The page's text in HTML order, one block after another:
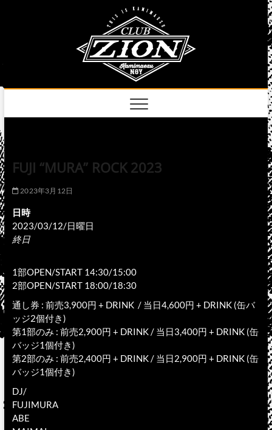
FUJI “MURA” ROCK 2023
2023年3月12日
日時
2023/03/12/日曜日
終日
1部OPEN/START 14:30/15:00
2部OPEN/START 18:00/18:30
通し券 : 前売3,900円 + DRINK / 当日4,600円 + DRINK (缶バ
ッジ2個付き)
第1部のみ : 前売2,900円 + DRINK / 当日3,400円 + DRINK (缶
バッジ1個付き)
第2部のみ : 前売2,400円 + DRINK / 当日2,900円 + DRINK (缶
バッジ1個付き)
DJ/
FUJIMURA
ABE